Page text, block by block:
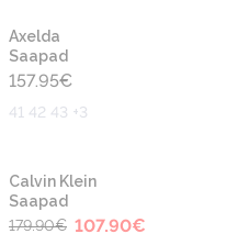
Axelda
Saapad
157.95€
41 42 43 +3
-40%
Calvin Klein
Saapad
179.90€ 107.90€